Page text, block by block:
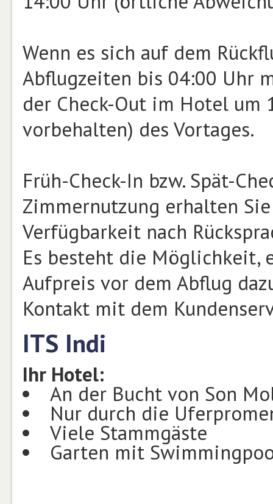
Wenn es sich auf dem
Abflugzeiten bis 04:00 Uhr
der Check-Out im Hotel
vorbehalten) des Vortages.
Früh-Check-In bzw. Spät-
Zimmernutzung erhalten
Verfügbarkeit nach
Es besteht die Möglichkeit,
Aufpreis vor dem Abflug
Kontakt mit dem
ITS Indi
Ihr Hotel:
An der Bucht von Son
Nur durch die
Viele Stammgäste
Garten mit